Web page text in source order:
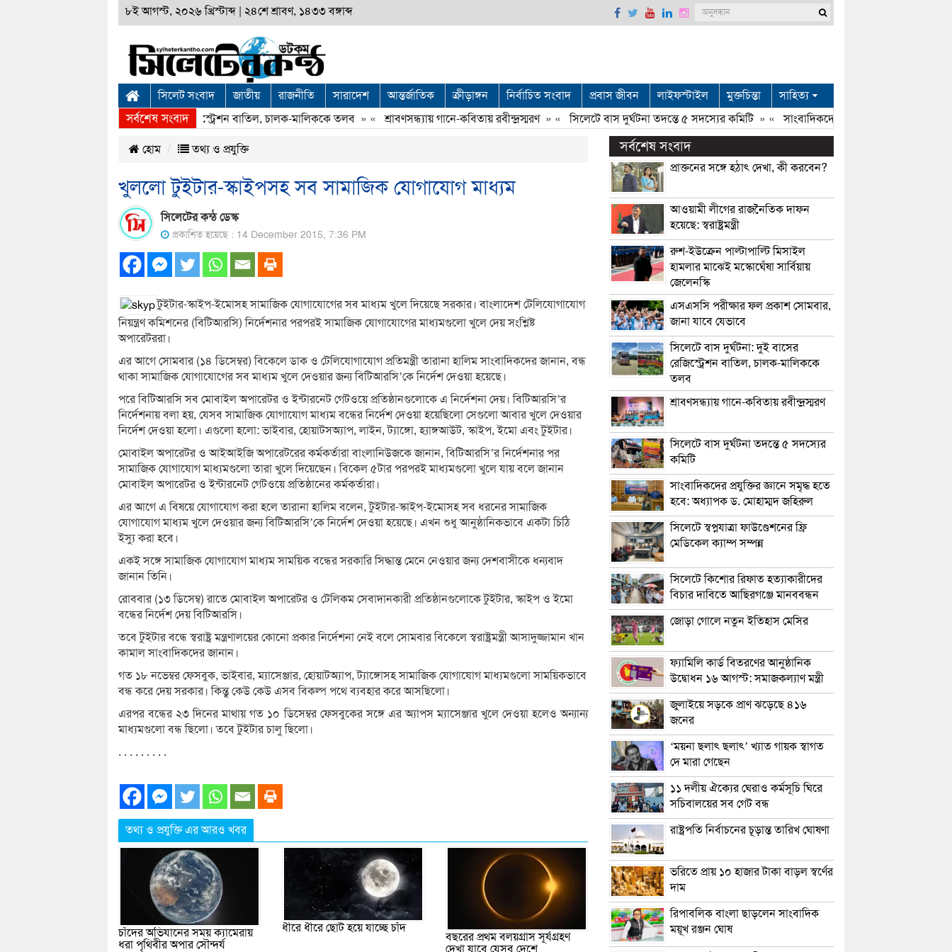
৮ই আগস্ট, ২০২৬ খ্রিস্টাব্দ ২৪শে শ্রাবণ, ১৪৩৩ বঙ্গাব্দ
সিলেট সংবাদ জাতীয় রাজনীতি সারাদেশ আন্তর্জাতিক ক্রীড়াঙ্গন নির্বাচিত সংবাদ প্রবাস জীবন লাইফস্টাইল মুক্তচিন্তা সাহিত্য
সর্বশেষ সংবাদ
সিলেটে বাস দুর্ঘটনা: দুই বাসের রেজিস্ট্রেশন বাতিল, চালক-মালিককে তলব» « শ্রাবণসন্ধ্যায় গানে-কবিতায় রবীন্দ্রস্মরণ» « সিলেটে বাস দুর্ঘটনা তদন্তে ৫ সদস্যের কমিটি» « সাংবাদিকদের প্রযুক্তির জ্ঞানে সমৃদ্ধ হতে
হোম তথ্য ও প্রযুক্তি
খুললো টুইটার-স্কাইপসহ সব সামাজিক যোগাযোগ মাধ্যম
সিলেটের কন্ঠ ডেস্ক
প্রকাশিত হয়েছে : 14 December 2015, 7:36 PM
টুইটার-স্কাইপ-ইমোসহ সামাজিক যোগাযোগের সব মাধ্যম খুলে দিয়েছে সরকার। বাংলাদেশ টেলিযোগাযোগ
নিয়ন্ত্রণ কমিশনের (বিটিআরসি) নির্দেশনার পরপরই সামাজিক যোগাযোগের মাধ্যমগুলো খুলে দেয় সংশ্লিষ্ট
অপারেটররা।
এর আগে সোমবার (১৪ ডিসেম্বর) বিকেলে ডাক ও টেলিযোগাযোগ প্রতিমন্ত্রী তারানা হালিম সাংবাদিকদের জানান, বন্ধ
থাকা সামাজিক যোগাযোগের সব মাধ্যম খুলে দেওয়ার জন্য বিটিআরসি’কে নির্দেশ দেওয়া হয়েছে।
পরে বিটিআরসি সব মোবাইল অপারেটর ও ইন্টারনেট গেটওয়ে প্রতিষ্ঠানগুলোকে এ নির্দেশনা দেয়। বিটিআরসি’র
নির্দেশনায় বলা হয়, যেসব সামাজিক যোগাযোগ মাধ্যম বন্ধের নির্দেশ দেওয়া হয়েছিলো সেগুলো আবার খুলে দেওয়ার
নির্দেশ দেওয়া হলো। এগুলো হলো: ভাইবার, হোয়াটসঅ্যাপ, লাইন, ট্যাঙ্গো, হ্যাঙ্গআউট, স্কাইপ, ইমো এবং টুইটার।
মোবাইল অপারেটর ও আইআইজি অপারেটরের কর্মকর্তারা বাংলানিউজকে জানান, বিটিআরসি’র নির্দেশনার পর
সামাজিক যোগাযোগ মাধ্যমগুলো তারা খুলে দিয়েছেন। বিকেল ৫টার পরপরই মাধ্যমগুলো খুলে যায় বলে জানান
মোবাইল অপারেটর ও ইন্টারনেট গেটওয়ে প্রতিষ্ঠানের কর্মকর্তারা।
এর আগে এ বিষয়ে যোগাযোগ করা হলে তারানা হালিম বলেন, টুইটার-স্কাইপ-ইমোসহ সব ধরনের সামাজিক
যোগাযোগ মাধ্যম খুলে দেওয়ার জন্য বিটিআরসি’কে নির্দেশ দেওয়া হয়েছে। এখন শুধু আনুষ্ঠানিকভাবে একটা চিঠি
ইস্যু করা হবে।
একই সঙ্গে সামাজিক যোগাযোগ মাধ্যম সাময়িক বন্ধের সরকারি সিদ্ধান্ত মেনে নেওয়ার জন্য দেশবাসীকে ধন্যবাদ
জানান তিনি।
রোববার (১৩ ডিসেম্ব) রাতে মোবাইল অপারেটর ও টেলিকম সেবাদানকারী প্রতিষ্ঠানগুলোকে টুইটার, স্কাইপ ও ইমো
বন্ধের নির্দেশ দেয় বিটিআরসি।
তবে টুইটার বন্ধে স্বরাষ্ট্র মন্ত্রণালয়ের কোনো প্রকার নির্দেশনা নেই বলে সোমবার বিকেলে স্বরাষ্ট্রমন্ত্রী আসাদুজ্জামান খান
কামাল সাংবাদিকদের জানান।
গত ১৮ নভেম্বর ফেসবুক, ভাইবার, ম্যাসেঞ্জার, হোয়াটঅ্যাপ, ট্যাঙ্গোসহ সামাজিক যোগাযোগ মাধ্যমগুলো সাময়িকভাবে
বন্ধ করে দেয় সরকার। কিন্তু কেউ কেউ এসব বিকল্প পথে ব্যবহার করে আসছিলো।
এরপর বন্ধের ২৩ দিনের মাথায় গত ১০ ডিসেম্বর ফেসবুকের সঙ্গে এর অ্যাপস ম্যাসেঞ্জার খুলে দেওয়া হলেও অন্যান্য
মাধ্যমগুলো বন্ধ ছিলো। তবে টুইটার চালু ছিলো।
. . . . . . . . .
তথ্য ও প্রযুক্তি এর আরও খবর
চাঁদের অভিযানের সময় ক্যামেরায়
ধরা পৃথিবীর অপার সৌন্দর্য
ধীরে ধীরে ছোট হয়ে যাচ্ছে চাঁদ
বছরের প্রথম বলয়গ্রাস সূর্যগ্রহণ
সর্বশেষ সংবাদ
প্রাক্তনের সঙ্গে হঠাৎ দেখা, কী করবেন?
আওয়ামী লীগের রাজনৈতিক দাফন
হয়েছে: স্বরাষ্ট্রমন্ত্রী
রুশ-ইউক্রেন পাল্টাপাল্টি মিসাইল
হামলার মাঝেই মস্কোঘেঁষা সার্বিয়ায়
জেলেনস্কি
এসএসসি পরীক্ষার ফল প্রকাশ সোমবার,
জানা যাবে যেভাবে
সিলেটে বাস দুর্ঘটনা: দুই বাসের
রেজিস্ট্রেশন বাতিল, চালক-মালিককে
তলব
শ্রাবণসন্ধ্যায় গানে-কবিতায় রবীন্দ্রস্মরণ
সিলেটে বাস দুর্ঘটনা তদন্তে ৫ সদস্যের
কমিটি
সাংবাদিকদের প্রযুক্তির জ্ঞানে সমৃদ্ধ হতে
হবে: অধ্যাপক ড. মোহাম্মদ জহিরুল
সিলেটে স্বপ্নযাত্রা ফাউণ্ডেশনের ফ্রি
মেডিকেল ক্যাম্প সম্পন্ন
সিলেটে কিশোর রিফাত হত্যাকারীদের
বিচার দাবিতে আছিরগঞ্জে মানববন্ধন
জোড়া গোলে নতুন ইতিহাস মেসির
ফ্যামিলি কার্ড বিতরণের আনুষ্ঠানিক
উদ্বোধন ১৬ আগস্ট: সমাজকল্যাণ মন্ত্রী
জুলাইয়ে সড়কে প্রাণ ঝড়েছে ৪১৬
জনের
‘ময়না ছলাৎ ছলাৎ’ খ্যাত গায়ক স্বাগত
দে মারা গেছেন
১১ দলীয় ঐক্যের ঘেরাও কর্মসূচি ঘিরে
সচিবালয়ের সব গেট বন্ধ
রাষ্ট্রপতি নির্বাচনের চূড়ান্ত তারিখ ঘোষণা
ভরিতে প্রায় ১০ হাজার টাকা বাড়ল স্বর্ণের
দাম
রিপাবলিক বাংলা ছাড়লেন সাংবাদিক
ময়ূখ রঞ্জন ঘোষ